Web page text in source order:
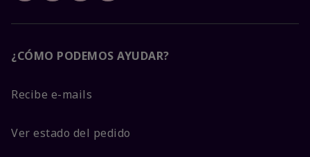
¿CÓMO PODEMOS AYUDAR?
Recibe e-mails
Ver estado del pedido